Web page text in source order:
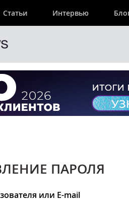
Статьи Интервью
ПАРОЛЯ
или E-mail